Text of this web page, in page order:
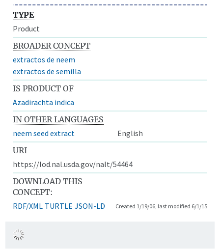
TYPE
Product
BROADER CONCEPT
extractos de neem
extractos de semilla
IS PRODUCT OF
Azadirachta indica
IN OTHER LANGUAGES
neem seed extract
English
URI
https://lod.nal.usda.gov/nalt/54464
DOWNLOAD THIS
CONCEPT:
RDF/XML TURTLE JSON-LD Created 1/19/06, last modified 6/1/15